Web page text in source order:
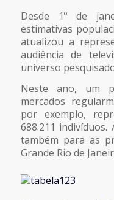
Desde 1º de
estimativas
atualizou a
audiência de
universo
Neste ano, um
mercados
por exemplo,
688.211
também para as
Grande Rio de